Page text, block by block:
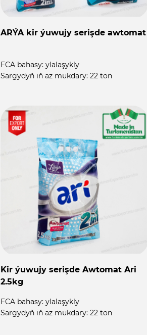
ARÝA kir ýuwujy serişde awtomat
FCA bahasy: ylalaşykly
Sargydyň iň az mukdary: 22 ton
Kir ýuwujy serişde Awtomat Ari
2.5kg
FCA bahasy: ylalaşykly
Sargydyň iň az mukdary: 22 ton